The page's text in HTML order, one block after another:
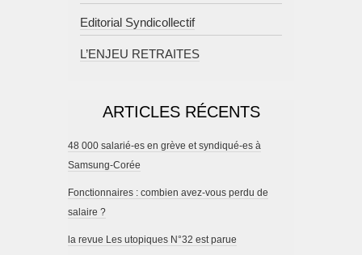
Editorial Syndicollectif
L’ENJEU RETRAITES
ARTICLES RÉCENTS
48 000 salarié-es en grève et syndiqué-es à
Samsung-Corée
Fonctionnaires : combien avez-vous perdu de
salaire ?
la revue Les utopiques N°32 est parue